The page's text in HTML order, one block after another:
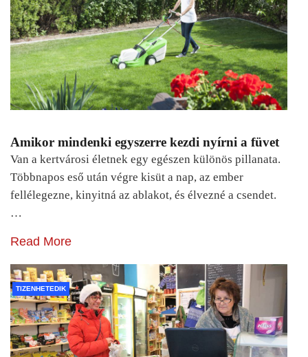
Amikor mindenki egyszerre kezdi nyírni a füvet
Van a kertvárosi életnek egy egészen különös pillanata.
Többnapos eső után végre kisüt a nap, az ember
fellélegezne, kinyitná az ablakot, és élvezné a csendet.
…
Read More
TIZENHETEDIK